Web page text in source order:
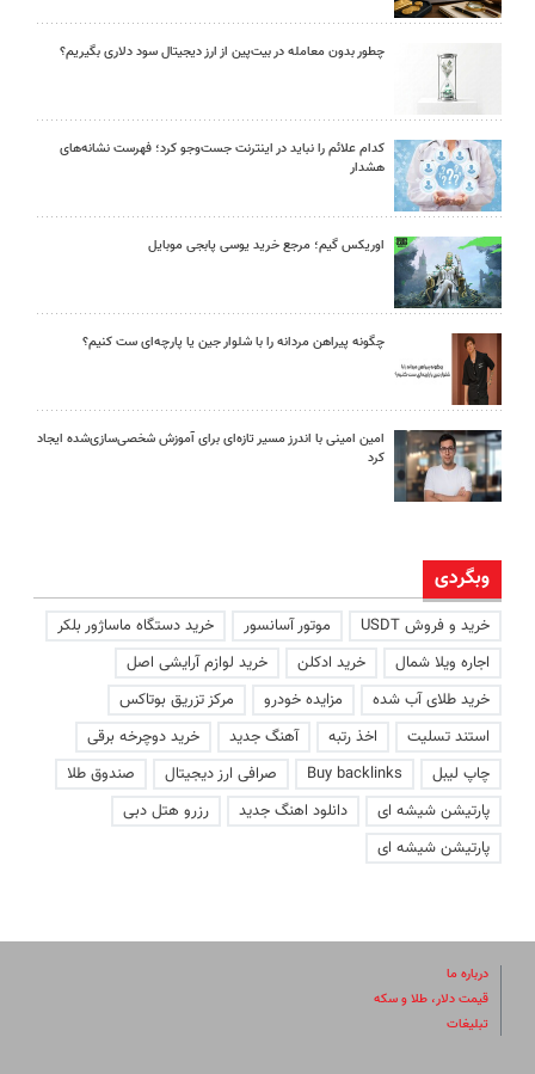
چطور بدون معامله در بیت‌پین از ارز دیجیتال سود دلاری بگیریم؟
کدام علائم را نباید در اینترنت جست‌وجو کرد؛ فهرست نشانه‌های
هشدار
اوریکس گیم؛ مرجع خرید یوسی پابجی موبایل
چگونه پیراهن مردانه را با شلوار جین یا پارچه‌ای ست کنیم؟
امین امینی با اندرز مسیر تازه‌ای برای آموزش شخصی‌سازی‌شده ایجاد
کرد
وبگردی
خرید و فروش USDT موتور آسانسور
خرید دستگاه ماساژور بلکر
اجاره ویلا شمال
خرید ادکلن
خرید لوازم آرایشی اصل
خرید طلای آب شده
مزایده خودرو
مرکز تزریق بوتاکس
استند تسلیت
اخذ رتبه آهنگ جدید
خرید دوچرخه برقی
چاپ لیبل
Buy backlinks صرافی ارز دیجیتال
صندوق طلا
پارتیشن شیشه ای
دانلود اهنگ جدید
رزرو هتل دبی
پارتیشن شیشه ای
درباره ما
قیمت دلار، طلا و سکه
تبلیغات